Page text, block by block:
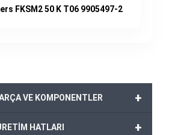
FKSM2 50 K T06 9905497-2
+
VE KOMPONENTLER
+
HATLARI